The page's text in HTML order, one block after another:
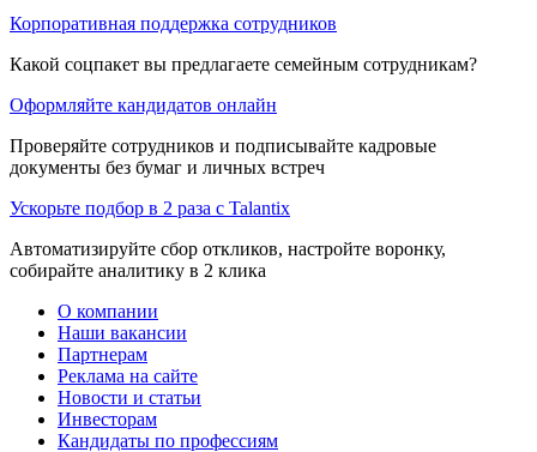
Корпоративная поддержка сотрудников
Какой соцпакет вы предлагаете семейным сотрудникам?
Оформляйте кандидатов онлайн
Проверяйте сотрудников и подписывайте кадровые
документы без бумаг и личных встреч
Ускорьте подбор в 2 раза с Talantix
Автоматизируйте сбор откликов, настройте воронку,
собирайте аналитику в 2 клика
О компании
Наши вакансии
Партнерам
Реклама на сайте
Новости и статьи
Инвесторам
Кандидаты по профессиям